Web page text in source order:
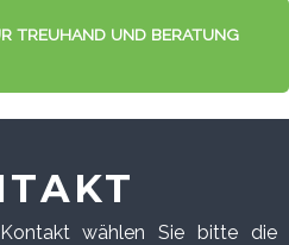
TREUHAND UND BERATUNG
wählen Sie bitte die